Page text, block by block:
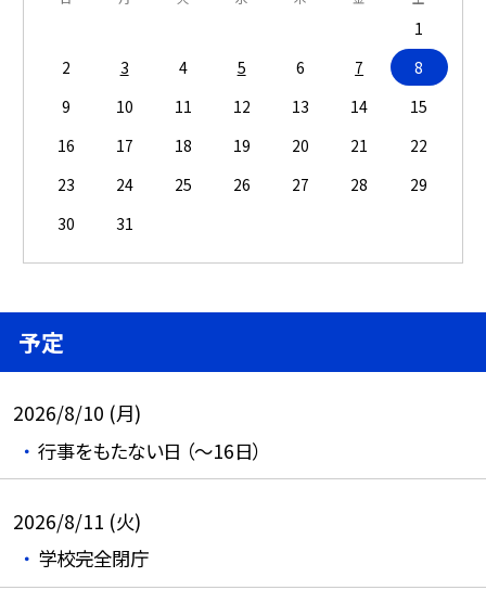
1
2
3 4 5 6 7
8
9
10 11 12 13 14
15
16
17 18 19 20 21
22
23
24 25 26 27 28
29
30
31
予定
2026/8/10 (月)
行事をもたない日 （～16日）
2026/8/11 (火)
学校完全閉庁